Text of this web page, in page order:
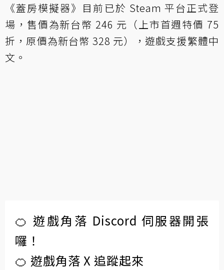
《蓋房模擬器》目前已於 Steam 平台正式登
場，售價為新台幣 246 元（上市首週特價 75
折，原價為新台幣 328 元），遊戲支援繁體中
文。
🍊 遊戲角落 Discord 伺服器開張
囉！
🍊 遊戲角落 X 追蹤起來